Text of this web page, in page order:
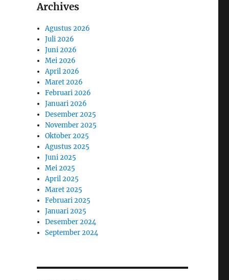
Archives
Agustus 2026
Juli 2026
Juni 2026
Mei 2026
April 2026
Maret 2026
Februari 2026
Januari 2026
Desember 2025
November 2025
Oktober 2025
Agustus 2025
Juni 2025
Mei 2025
April 2025
Maret 2025
Februari 2025
Januari 2025
Desember 2024
September 2024